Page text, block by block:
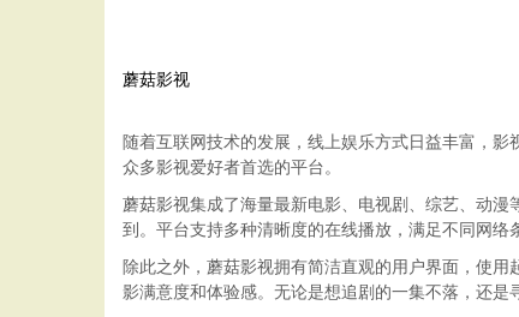
蘑菇影视
随着互联网技术的发展，线上娱乐方式日益丰富，
众多影视爱好者首选的平台。
蘑菇影视集成了海量最新电影、电视剧、综艺、动
到。平台支持多种清晰度的在线播放，满足不同网络
除此之外，蘑菇影视拥有简洁直观的用户界面，使
影满意度和体验感。无论是想追剧的一集不落，还是